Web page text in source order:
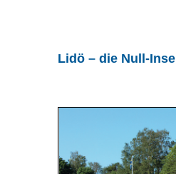
Lidö – die Null-Insel